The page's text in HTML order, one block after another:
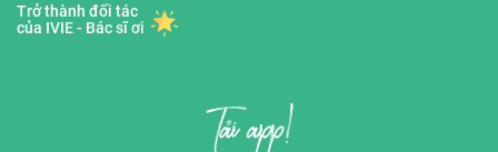
Trở thành đối tác
của IVIE - Bác sĩ ơi